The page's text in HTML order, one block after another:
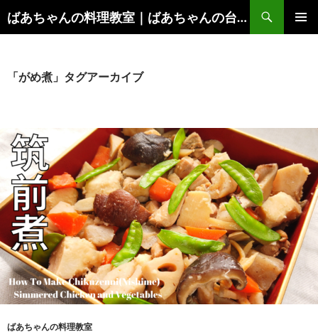
ン
ッ
ばあちゃんの料理教室｜ばあちゃんの台所から学ぶ、食と健康の知恵
索
「がめ煮」タグアーカイブ
ばあちゃんの料理教室